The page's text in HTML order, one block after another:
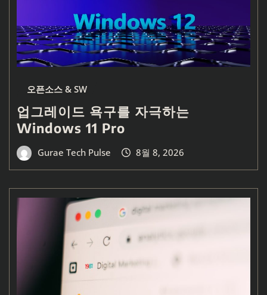
오픈소스 & SW
업그레이드 욕구를 자극하는
Windows 11 Pro
Gurae Tech Pulse 8월 8, 2026